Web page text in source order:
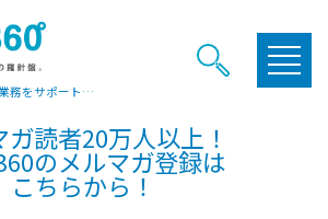
OBC360°は企業のあらゆる業務をサポートするヒントやお役立ち情報をご提供しています
ガ読者20万人以上！
のメルマガ登録は
こちらから！